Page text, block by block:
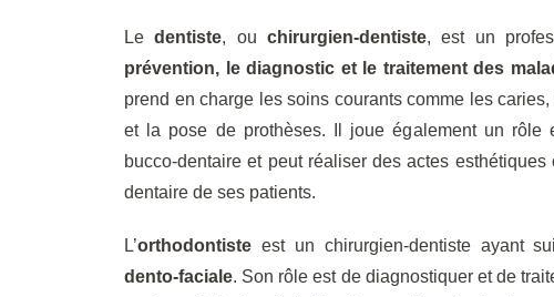
Ledentiste, ouchirurgien-dentiste, est un
prévention, le diagnostic et le traitement des
prend en charge les soins courants comme les
et la pose de prothèses. Il joue également un rôle
bucco-dentaire et peut réaliser des actes
dentaire de ses patients.
L’orthodontiste est un chirurgien-dentiste ayant
dento-faciale. Son rôle est de diagnostiquer et de